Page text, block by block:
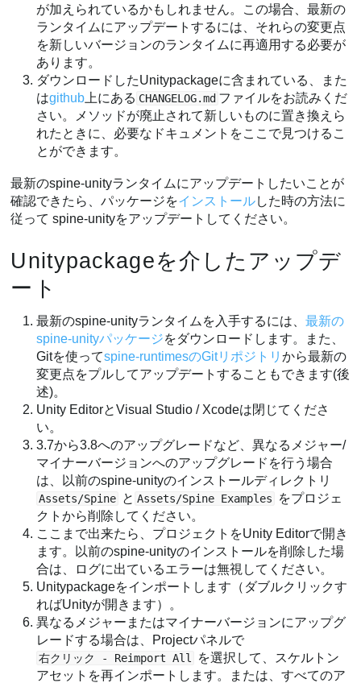
が加えられているかもしれません。この場合、最新の
ランタイムにアップデートするには、それらの変更点
を新しいバージョンのランタイムに再適用する必要が
あります。
ダウンロードしたUnitypackageに含まれている、また
はgithub上にある CHANGELOG.md ファイルをお読みくだ
さい。メソッドが廃止されて新しいものに置き換えら
れたときに、必要なドキュメントをここで見つけるこ
とができます。
最新のspine-unityランタイムにアップデートしたいことが
確認できたら、パッケージをインストールした時の方法に
従って spine-unityをアップデートしてください。
Unitypackageを介したアップデ
ート
最新のspine-unityランタイムを入手するには、最新の
spine-unityパッケージをダウンロードします。また、
Gitを使ってspine-runtimesのGitリポジトリから最新の
変更点をプルしてアップデートすることもできます(後
述)。
Unity EditorとVisual Studio / Xcodeは閉じてくださ
い。
3.7から3.8へのアップグレードなど、異なるメジャー/
マイナーバージョンへのアップグレードを行う場合
は、以前のspine-unityのインストールディレクトリ
Assets/Spine と Assets/Spine Examples
をプロジェ
クトから削除してください。
ここまで出来たら、プロジェクトをUnity Editorで開き
ます。以前のspine-unityのインストールを削除した場
合は、ログに出ているエラーは無視してください。
Unitypackageをインポートします（ダブルクリックす
ればUnityが開きます）。
異なるメジャーまたはマイナーバージョンにアップグ
レードする場合は、Projectパネルで
右クリック - Reimport All
を選択して、スケルトン
アセットを再インポートします。または、すべてのア